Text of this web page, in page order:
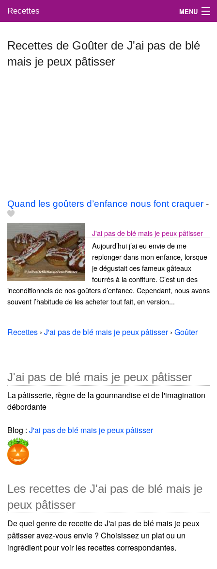
Recettes MENU
Mes blogs préférés
Recettes de Goûter de J'ai pas de blé
mais je peux pâtisser
Quand les goûters d’enfance nous font craquer -
J'ai pas de blé mais je peux pâtisser
Aujourd’hui j’ai eu envie de me
replonger dans mon enfance, lorsque
je dégustait ces fameux gâteaux
fourrés à la confiture. C’est un des
inconditionnels de nos goûters d’enfance. Cependant, nous avons
souvent l’habitude de les acheter tout fait, en version...
Recettes › J'ai pas de blé mais je peux pâtisser› Goûter
J'ai pas de blé mais je peux pâtisser
La pâtisserie, règne de la gourmandise et de l'imagination
débordante
Blog : J'ai pas de blé mais je peux pâtisser
Les recettes de J'ai pas de blé mais je
peux pâtisser
De quel genre de recette de J'ai pas de blé mais je peux
pâtisser avez-vous envie ? Choisissez un plat ou un
ingrédient pour voir les recettes correspondantes.